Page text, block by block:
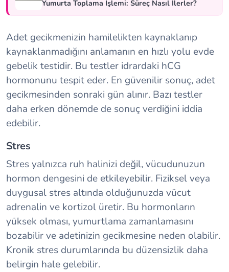
Yumurta Toplama İşlemi: Süreç Nasıl İlerler?
Adet gecikmenizin hamilelikten kaynaklanıp
kaynaklanmadığını anlamanın en hızlı yolu evde
gebelik testidir. Bu testler idrardaki hCG
hormonunu tespit eder. En güvenilir sonuç, adet
gecikmesinden sonraki gün alınır. Bazı testler
daha erken dönemde de sonuç verdiğini iddia
edebilir.
Stres
Stres yalnızca ruh halinizi değil, vücudunuzun
hormon dengesini de etkileyebilir. Fiziksel veya
duygusal stres altında olduğunuzda vücut
adrenalin ve kortizol üretir. Bu hormonların
yüksek olması, yumurtlama zamanlamasını
bozabilir ve adetinizin gecikmesine neden olabilir.
Kronik stres durumlarında bu düzensizlik daha
belirgin hale gelebilir.